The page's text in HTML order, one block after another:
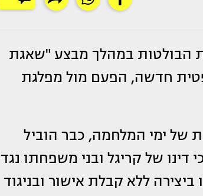
הבולטות במהלך מבצע "שאגת
חדשה, הפעם מול מפלגת
של ימי המלחמה, כבר הוביל
של קריגל ובני משפחתו נגד
ללא קבלת אישור ובניגוד